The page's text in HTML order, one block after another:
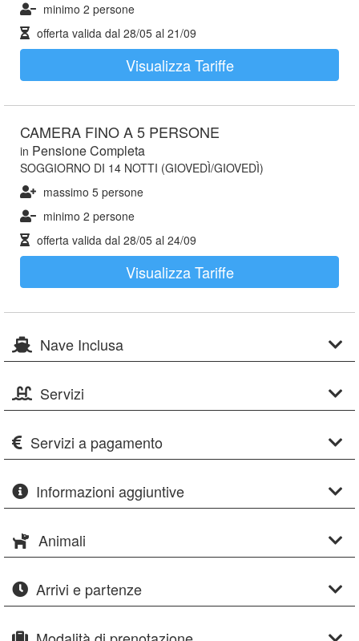
minimo 2 persone
offerta valida dal 28/05 al 21/09
Visualizza Tariffe
CAMERA FINO A 5 PERSONE
in Pensione Completa
SOGGIORNO DI 14 NOTTI (GIOVEDÌ/GIOVEDÌ)
massimo 5 persone
minimo 2 persone
offerta valida dal 28/05 al 24/09
Visualizza Tariffe
Nave Inclusa
Servizi
Servizi a pagamento
Informazioni aggiuntive
Animali
Arrivi e partenze